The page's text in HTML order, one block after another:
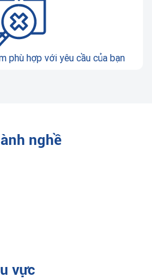
phù hợp với yêu cầu của bạn
nghề
vực